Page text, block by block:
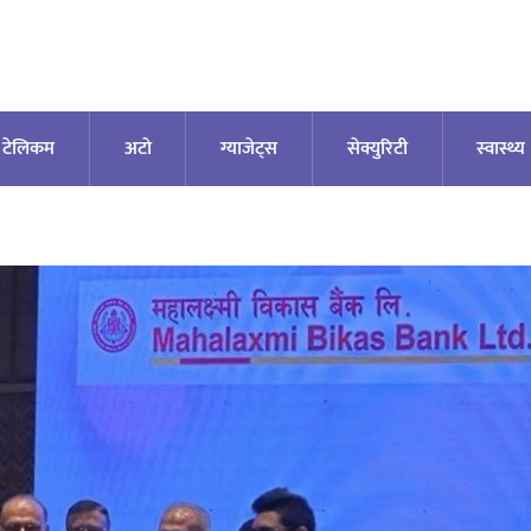
टेलिकम अटाे ग्याजेट्स सेक्युरिटी स्वास्थ्य